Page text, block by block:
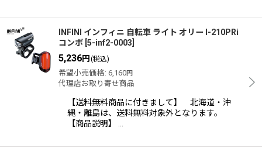
INFINI インフィニ 自転車 ライト オリー I-210PRi
コンボ 5-inf2-0003
5,236円 (税込)
希望小売価格: 6,160円
代理店お取り寄せ商品
【送料無料商品に付きまして】 北海道・沖
縄・離島は、送料無料対象外となります。
【商品説明】 …